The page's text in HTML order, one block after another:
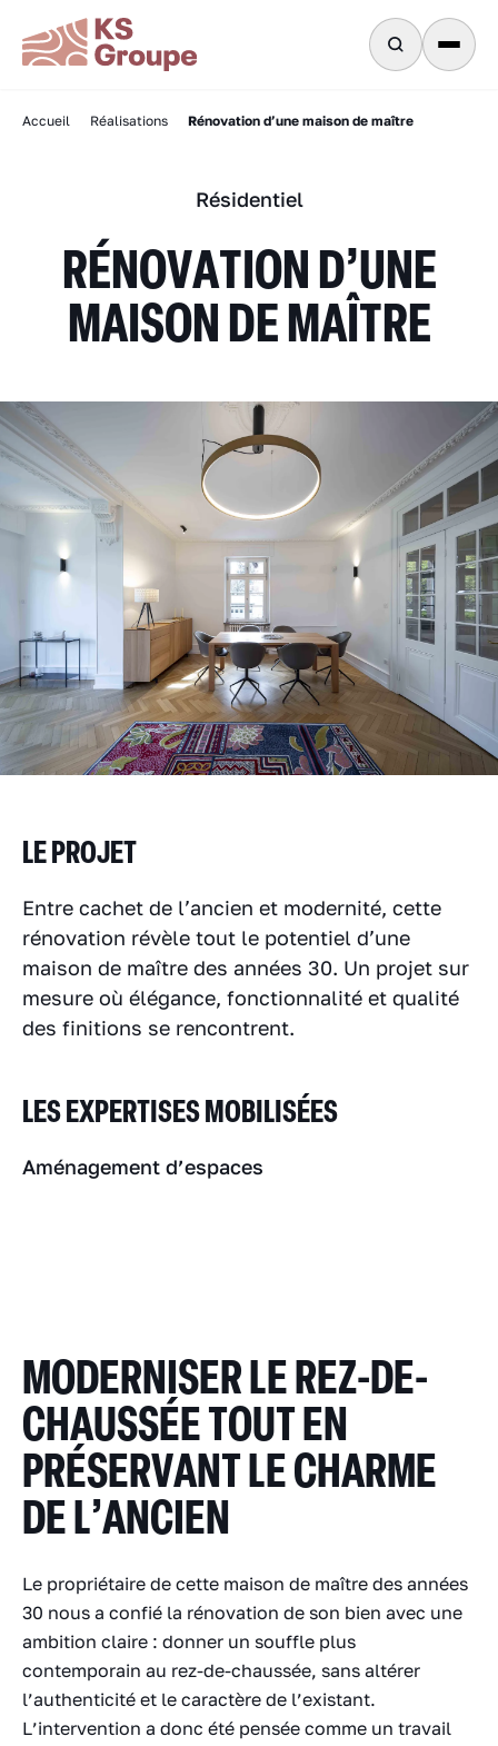
Accueil Réalisations Rénovation d’une maison de maître
Résidentiel
RÉNOVATION D’UNE
MAISON DE MAÎTRE
LE PROJET
Entre cachet de l’ancien et modernité, cette
rénovation révèle tout le potentiel d’une
maison de maître des années 30. Un projet sur
mesure où élégance, fonctionnalité et qualité
des finitions se rencontrent.
LES EXPERTISES MOBILISÉES
Aménagement d’espaces
MODERNISER LE REZ-DE-
CHAUSSÉE TOUT EN
PRÉSERVANT LE CHARME
DE L’ANCIEN
Le propriétaire de cette maison de maître des années
30 nous a confié la rénovation de son bien avec une
ambition claire : donner un souffle plus
contemporain au rez-de-chaussée, sans altérer
l’authenticité et le caractère de l’existant.
L’intervention a donc été pensée comme un travail